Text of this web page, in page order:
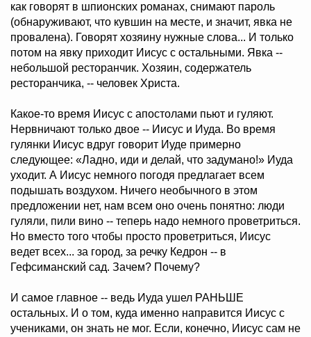
как говорят в шпионских романах, снимают пароль
(обнаруживают, что кувшин на месте, и значит, явка не
провалена). Говорят хозяину нужные слова... И только
потом на явку приходит Иисус с остальными. Явка --
небольшой ресторанчик. Хозяин, содержатель
ресторанчика, -- человек Христа.
Какое-то время Иисус с апостолами пьют и гуляют.
Нервничают только двое -- Иисус и Иуда. Во время
гулянки Иисус вдруг говорит Иуде примерно
следующее: «Ладно, иди и делай, что задумано!» Иуда
уходит. А Иисус немного погодя предлагает всем
подышать воздухом. Ничего необычного в этом
предложении нет, нам всем оно очень понятно: люди
гуляли, пили вино -- теперь надо немного проветриться.
Но вместо того чтобы просто проветриться, Иисус
ведет всех... за город, за речку Кедрон -- в
Гефсиманский сад. Зачем? Почему?
И самое главное -- ведь Иуда ушел РАНЬШЕ
остальных. И о том, куда именно направится Иисус с
учениками, он знать не мог. Если, конечно, Иисус сам не